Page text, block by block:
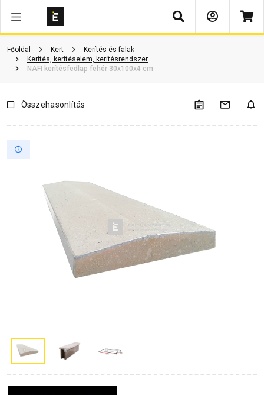
Keresés
Főoldal Kert
Kerítés és falak
Kerítés, kerítéselem, kerítésrendszer
NAFI kerítésfedlap fehér 30x100x4 cm
Vásárlói vélemények Kérdések és válaszok Kapcsolódó cikkek
Összehasonlítás